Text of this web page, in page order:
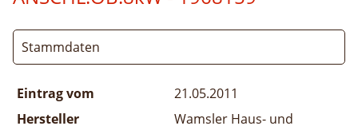
Stammdaten
Eintrag vom
21.05.2011
Hersteller
Wamsler Haus- und